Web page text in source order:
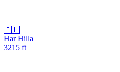
🇮🇱
Har Hilla
3215 ft